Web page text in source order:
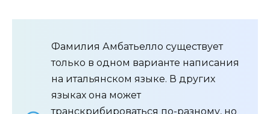
Фамилия Амбатьелло существует
только в одном варианте написания
на итальянском языке. В других
языках она может
транскрибироваться по-разному, но